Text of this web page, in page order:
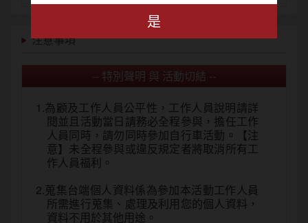
注意事項
-- 特別聲明 與 活動切結 --
1.為顧及工作人員公平性，工作人員說明請詳
閱並且活動當日請務必全程參與，擔任工作
人員同時，請勿同時參加自行車活動。【注
意】未全程參與或違反規定者將取消所有工
作人員福利。
2.蒐集台端個人資料係為參加本活動工作人員
所需進行蒐集、處理及利用您的個人資料，
資料不用於其他用途。
是